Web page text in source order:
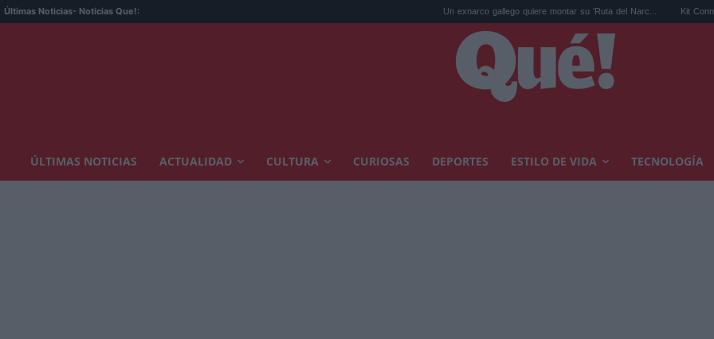
Últimas Noticias- Noticias Que!: Un exnarco gallego quiere montar su 'Ruta del Narc... Kit Connor será
ÚLTIMAS NOTICIAS ACTUALIDAD CULTURA CURIOSAS DEPORTES ESTILO DE VIDA TECNOLOGÍA